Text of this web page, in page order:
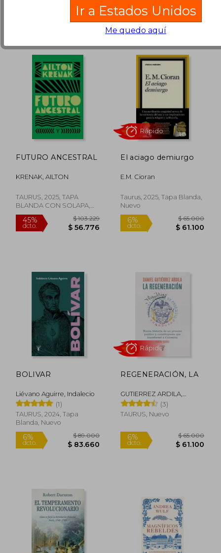
6% $ 65.000
Rápido
6%
dcto.
$
Rápido
Rápido
FUTURO ANCESTRAL
KRENAK, AILTON
TAURUS, 2025, TAPA
BLANDA CON SOLAPA,
Nuevo
El aciago demiurgo
E.M. Cioran
Taurus, 2025, Tapa Blanda,
Nuevo
BOLIVAR
Liévano Aguirre, Indalecio
(1)
TAURUS, 2024, Tapa
Blanda, Nuevo
REGENERACIÓN, LA
GUTIERREZ ARDILA,
DANIEL
(3)
TAURUS, Nuevo
Ir a Estados Unidos
Me quedo aquí